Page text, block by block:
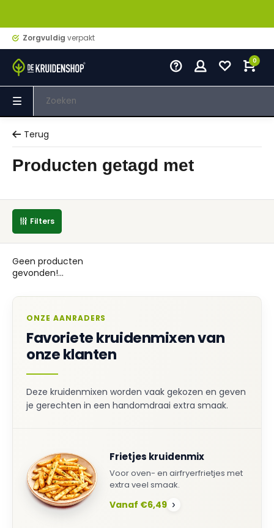
Zorgvuldig verpakt
0
Terug
Producten getagd met
Filters
Geen producten
gevonden!...
ONZE AANRADERS
Favoriete kruidenmixen van
onze klanten
Deze kruidenmixen worden vaak gekozen en geven
je gerechten in een handomdraai extra smaak.
Frietjes kruidenmix
Voor oven- en airfryerfrietjes met
extra veel smaak.
Vanaf €6,49 ›